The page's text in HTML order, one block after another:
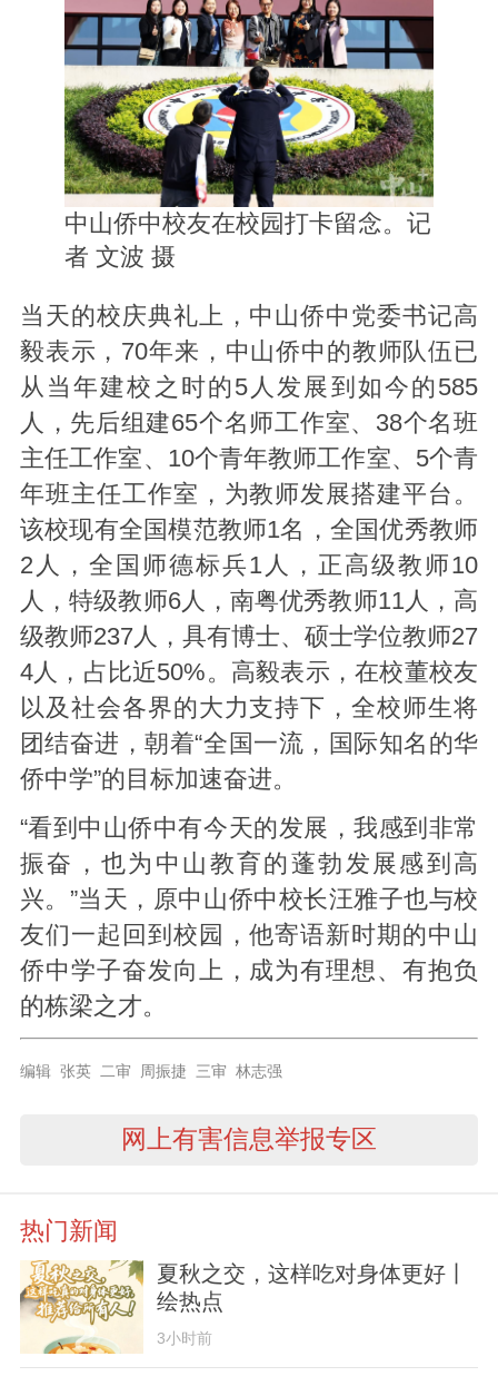
中山侨中校友在校园打卡留念。记
者 文波 摄
当天的校庆典礼上，中山侨中党委书记高
毅表示，70年来，中山侨中的教师队伍已
从当年建校之时的5人发展到如今的585
人，先后组建65个名师工作室、38个名班
主任工作室、10个青年教师工作室、5个青
年班主任工作室，为教师发展搭建平台。
该校现有全国模范教师1名，全国优秀教师
2人，全国师德标兵1人，正高级教师10
人，特级教师6人，南粤优秀教师11人，高
级教师237人，具有博士、硕士学位教师27
4人，占比近50%。高毅表示，在校董校友
以及社会各界的大力支持下，全校师生将
团结奋进，朝着“全国一流，国际知名的华
侨中学”的目标加速奋进。
“看到中山侨中有今天的发展，我感到非常
振奋，也为中山教育的蓬勃发展感到高
兴。”当天，原中山侨中校长汪雅子也与校
友们一起回到校园，他寄语新时期的中山
侨中学子奋发向上，成为有理想、有抱负
的栋梁之才。
编辑 张英 二审 周振捷 三审 林志强
网上有害信息举报专区
热门新闻
夏秋之交，这样吃对身体更好丨
绘热点
3小时前